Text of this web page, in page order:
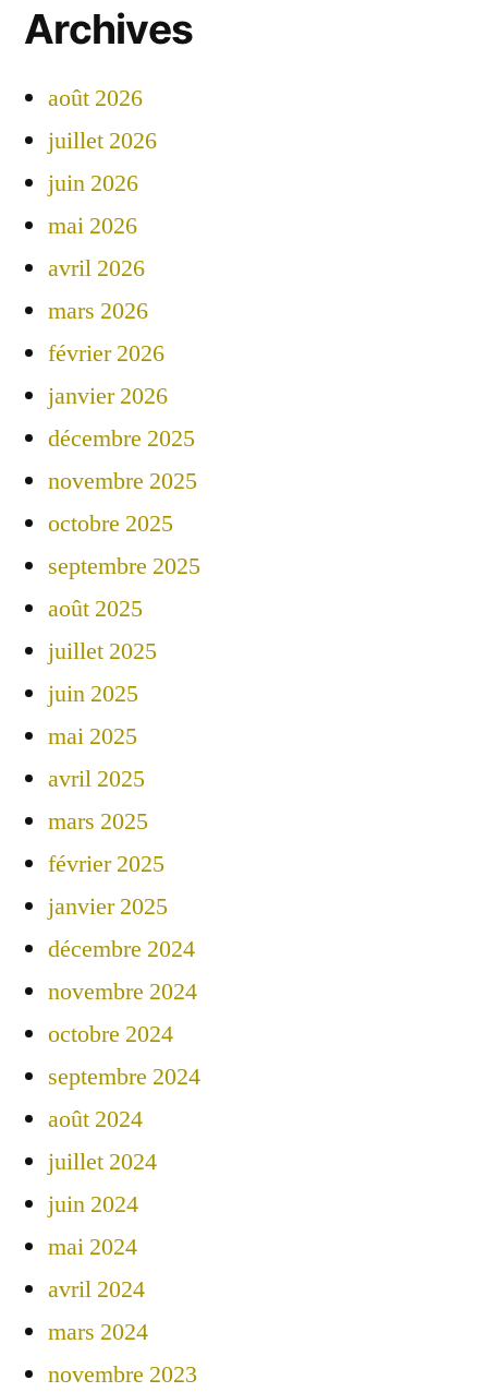
Archives
août 2026
juillet 2026
juin 2026
mai 2026
avril 2026
mars 2026
février 2026
janvier 2026
décembre 2025
novembre 2025
octobre 2025
septembre 2025
août 2025
juillet 2025
juin 2025
mai 2025
avril 2025
mars 2025
février 2025
janvier 2025
décembre 2024
novembre 2024
octobre 2024
septembre 2024
août 2024
juillet 2024
juin 2024
mai 2024
avril 2024
mars 2024
novembre 2023